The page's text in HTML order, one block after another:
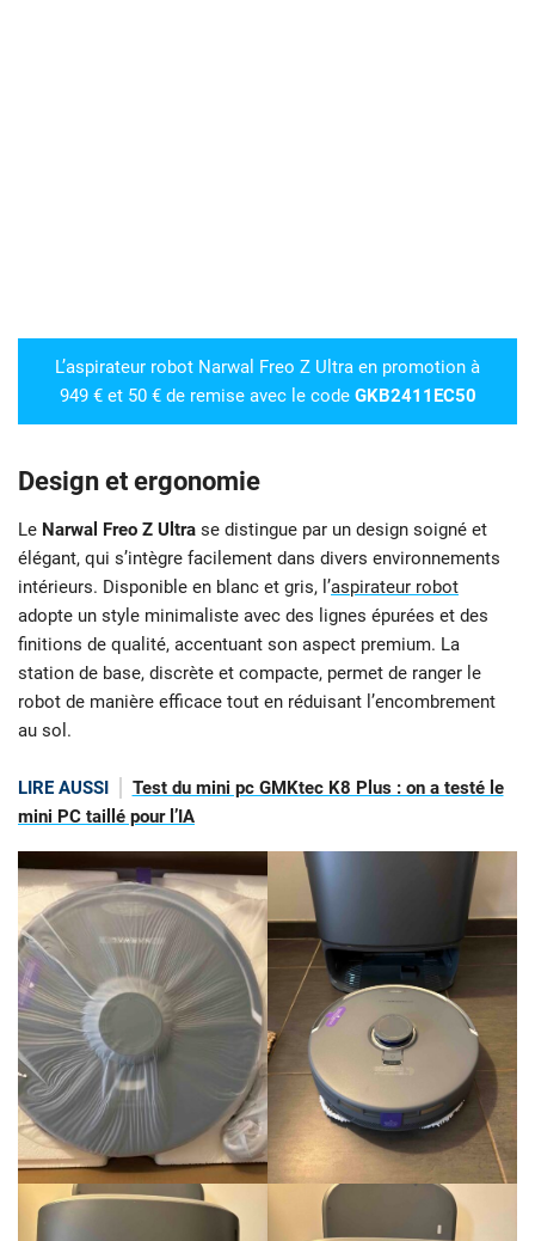
L’aspirateur robot Narwal Freo Z Ultra en promotion à
949 € et 50 € de remise avec le code GKB2411EC50
Design et ergonomie
Le Narwal Freo Z Ultra se distingue par un design soigné et
élégant, qui s’intègre facilement dans divers environnements
intérieurs. Disponible en blanc et gris, l’aspirateur robot
adopte un style minimaliste avec des lignes épurées et des
finitions de qualité, accentuant son aspect premium. La
station de base, discrète et compacte, permet de ranger le
robot de manière efficace tout en réduisant l’encombrement
au sol.
LIRE AUSSI
Test du mini pc GMKtec K8 Plus : on a testé le
mini PC taillé pour l’IA